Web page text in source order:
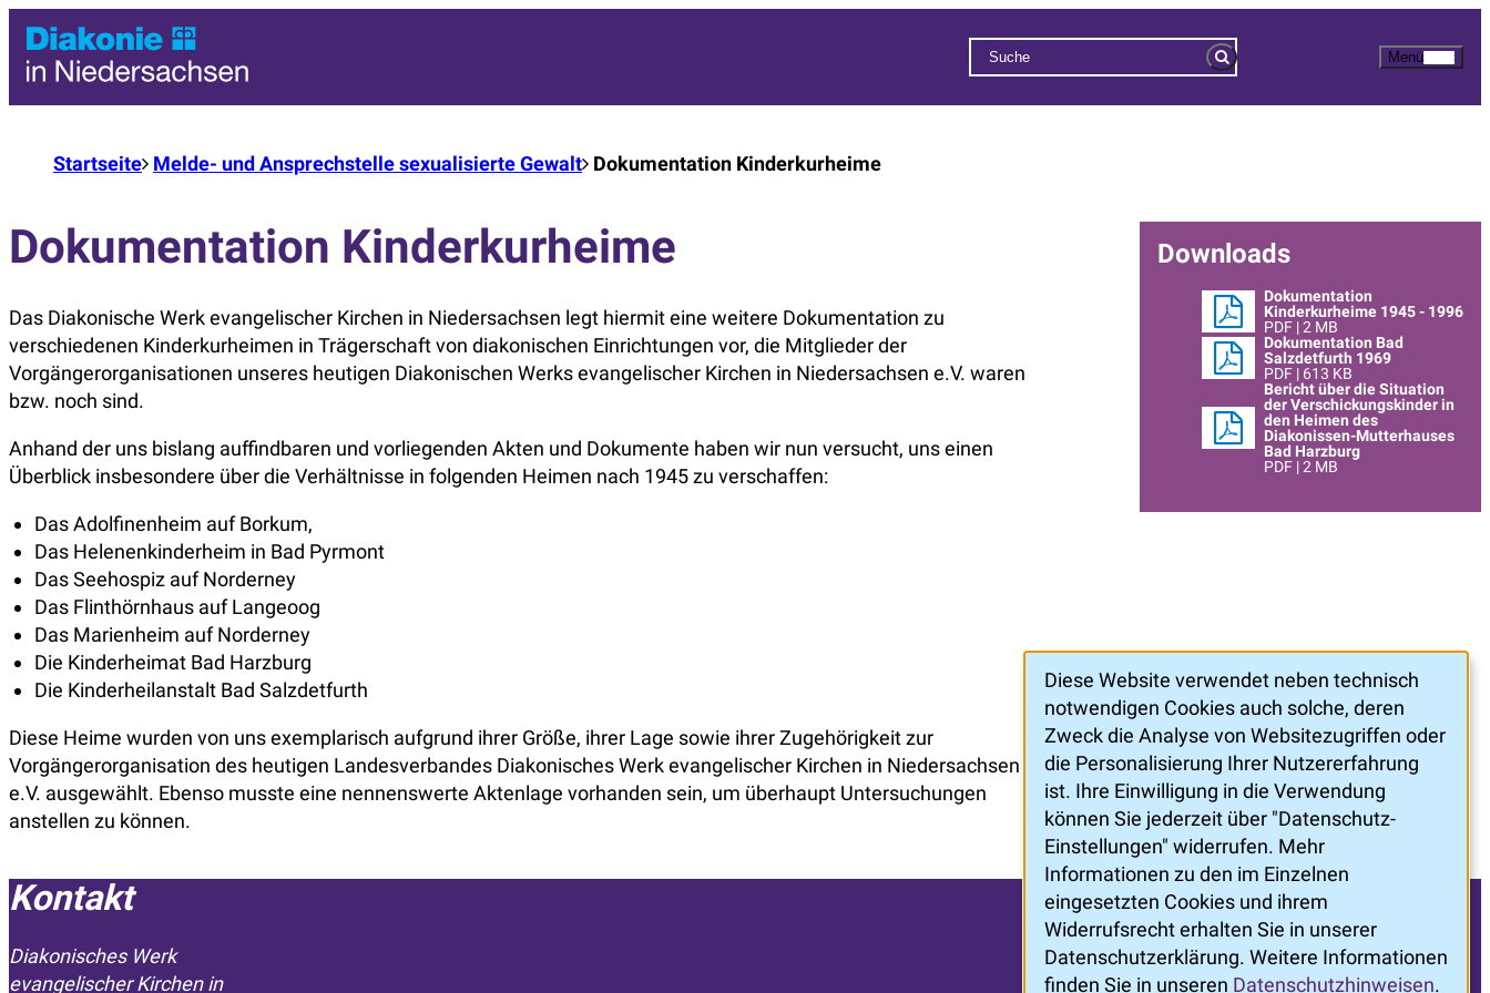
Menü
Startseite Melde- und Ansprechstelle sexualisierte Gewalt Dokumentation Kinderkurheime
Dokumentation Kinderkurheime
Das Diakonische Werk evangelischer Kirchen in Niedersachsen legt hiermit eine weitere Dokumentation zu
verschiedenen Kinderkurheimen in Trägerschaft von diakonischen Einrichtungen vor, die Mitglieder der
Vorgängerorganisationen unseres heutigen Diakonischen Werks evangelischer Kirchen in Niedersachsen e.V. waren
bzw. noch sind.
Anhand der uns bislang auffindbaren und vorliegenden Akten und Dokumente haben wir nun versucht, uns einen
Überblick insbesondere über die Verhältnisse in folgenden Heimen nach 1945 zu verschaffen:
Das Adolfinenheim auf Borkum,
Das Helenenkinderheim in Bad Pyrmont
Das Seehospiz auf Norderney
Das Flinthörnhaus auf Langeoog
Das Marienheim auf Norderney
Die Kinderheimat Bad Harzburg
Die Kinderheilanstalt Bad Salzdetfurth
Diese Heime wurden von uns exemplarisch aufgrund ihrer Größe, ihrer Lage sowie ihrer Zugehörigkeit zur
Vorgängerorganisation des heutigen Landesverbandes Diakonisches Werk evangelischer Kirchen in Niedersachsen
e.V. ausgewählt. Ebenso musste eine nennenswerte Aktenlage vorhanden sein, um überhaupt Untersuchungen
anstellen zu können.
Downloads
Dokumentation
Kinderkurheime 1945 - 1996
PDF | 2 MB
Dokumentation Bad
Salzdetfurth 1969
PDF | 613 KB
Bericht über die Situation
der Verschickungskinder in
den Heimen des
Diakonissen-Mutterhauses
Bad Harzburg
PDF | 2 MB
Kontakt
Diakonisches Werk
evangelischer Kirchen in
Diese Website verwendet neben technisch
notwendigen Cookies auch solche, deren
Zweck die Analyse von Websitezugriffen oder
die Personalisierung Ihrer Nutzererfahrung
ist. Ihre Einwilligung in die Verwendung
können Sie jederzeit über "Datenschutz-
Einstellungen" widerrufen. Mehr
Informationen zu den im Einzelnen
eingesetzten Cookies und ihrem
Widerrufsrecht erhalten Sie in unserer
Datenschutzerklärung. Weitere Informationen
finden Sie in unseren Datenschutzhinweisen.